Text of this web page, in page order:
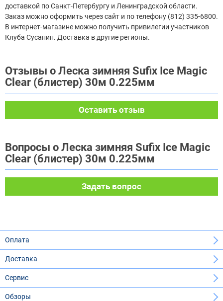
доставкой по Санкт-Петербургу и Ленинградской области.
Заказ можно оформить через сайт и по телефону (812) 335-6800.
В интернет-магазине можно получить привилегии участников
Клуба Сусанин. Доставка в другие регионы.
Отзывы о Леска зимняя Sufix Ice Magic
Clear (блистер) 30м 0.225мм
Оставить отзыв
Вопросы о Леска зимняя Sufix Ice Magic
Clear (блистер) 30м 0.225мм
Задать вопрос
Оплата
Доставка
Сервис
Обзоры